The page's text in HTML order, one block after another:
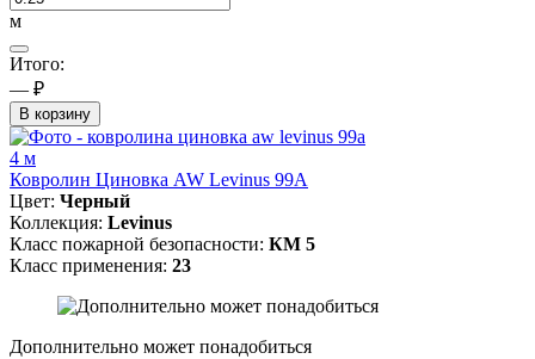
м
Итого:
— ₽
В корзину
4 м
Ковролин Циновка AW Levinus 99A
Цвет: Черный
Коллекция: Levinus
Класс пожарной безопасности: КМ 5
Класс применения: 23
Дополнительно может понадобиться